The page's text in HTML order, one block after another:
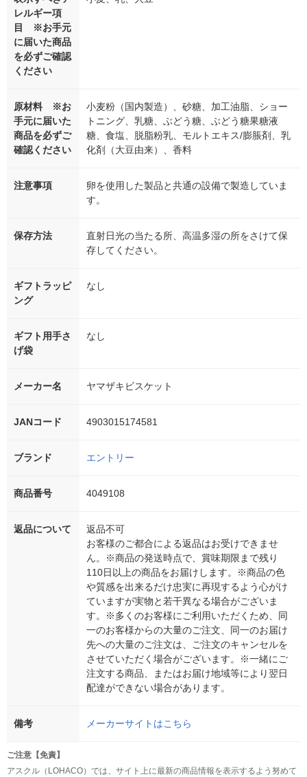
レルギー項
目 ※お手元
に届いた商品
を必ずご確認
ください
原材料 ※お
手元に届いた
商品を必ずご
確認ください
小麦粉（国内製造）、砂糖、加工油脂、ショー
トニング、乳糖、ぶどう糖、ぶどう糖果糖液
糖、食塩、脱脂粉乳、モルトエキス/膨脹剤、乳
化剤（大豆由来）、香料
注意事項
卵を使用した製品と共通の設備で製造していま
す。
保存方法
直射日光の当たる所、高温多湿の所をさけて保
存してください。
ギフトラッピ
ング
なし
ギフト用手さ
げ袋
なし
メーカー名 ヤマザキビスケット
JANコード 4903015174581
ブランド エントリー
商品番号 4049108
返品について
返品不可
お客様のご都合による返品はお受けできませ
ん。※商品の発送時点で、賞味期限まで残り
110日以上の商品をお届けします。※商品の色
や質感を出来るだけ忠実に再現するよう心がけ
ていますが実物と若干異なる場合がございま
す。※多くのお客様にご利用いただくため、同
一のお客様からの大量のご注文、同一のお届け
先への大量のご注文は、ご注文のキャンセルを
させていただく場合がございます。※一緒にご
注文する商品、またはお届け地域等により翌日
配達ができない場合があります。
備考 メーカーサイトはこちら
ご注意【免責】
アスクル（LOHACO）では、サイト上に最新の商品情報を表示するよう努めて